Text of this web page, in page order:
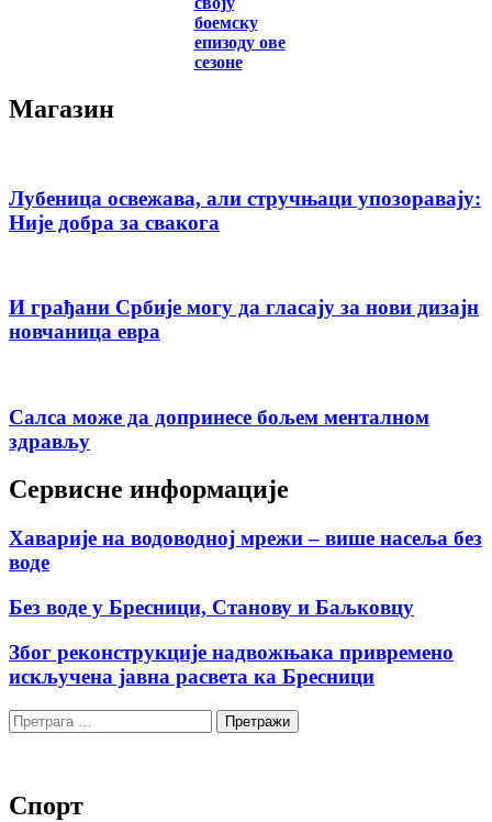
боемску
епизоду ове
сезоне
Магазин
Лубеница освежава, али стручњаци упозоравају:
Није добра за свакога
И грађани Србије могу да гласају за нови дизајн
новчаница евра
Салса може да допринесе бољем менталном
здрављу
Сервисне информације
Хаварије на водоводној мрежи – више насеља без
воде
Без воде у Бресници, Станову и Баљковцу
Због реконструкције надвожњака привремено
искључена јавна расвета ка Бресници
Претрага
за:
Спорт